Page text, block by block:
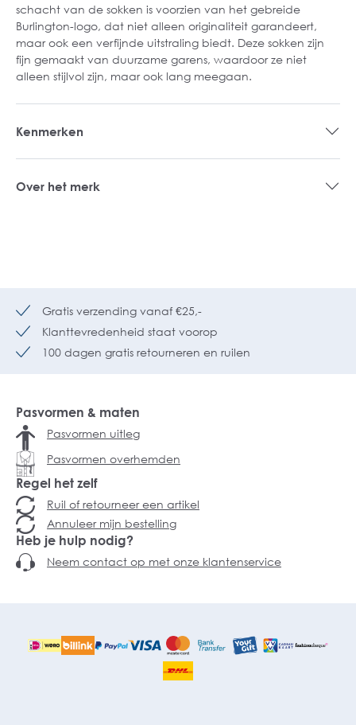
schacht van de sokken is voorzien van het gebreide
Burlington-logo, dat niet alleen originaliteit garandeert,
maar ook een verfijnde uitstraling biedt. Deze sokken zijn
fijn gemaakt van duurzame garens, waardoor ze niet
alleen stijlvol zijn, maar ook lang meegaan.
Kenmerken
Over het merk
Gratis verzending vanaf €25,-
Klanttevredenheid staat voorop
100 dagen gratis retourneren en ruilen
Pasvormen & maten
Pasvormen uitleg
Pasvormen overhemden
Regel het zelf
Ruil of retourneer een artikel
Annuleer mijn bestelling
Heb je hulp nodig?
Neem contact op met onze klantenservice